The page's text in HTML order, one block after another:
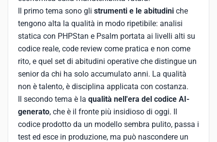
Il primo tema sono gli strumenti e le abitudini che
tengono alta la qualità in modo ripetibile: analisi
statica con PHPStan e Psalm portata ai livelli alti su
codice reale, code review come pratica e non come
rito, e quel set di abitudini operative che distingue un
senior da chi ha solo accumulato anni. La qualità
non è talento, è disciplina applicata con costanza.
Il secondo tema è la qualità nell'era del codice AI-
generato, che è il fronte più insidioso di oggi. Il
codice prodotto da un modello sembra pulito, passa i
test ed esce in produzione, ma può nascondere un